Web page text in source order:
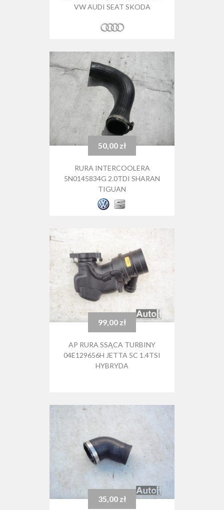
VW AUDI SEAT SKODA
Cena
50,00 zł
RURA INTERCOOLERA
5N0145834G 2.0TDI SHARAN
TIGUAN
Cena99,00 zł
AP RURA SSĄCA TURBINY
04E129656H JETTA 5C 1.4TSI
HYBRYDA
Cena35,00 zł